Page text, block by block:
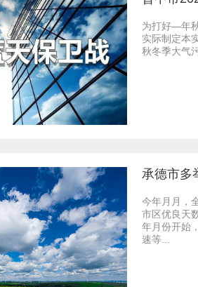
为打好—年
实际制定本
秋冬季大气
承德市多
今年月月，
市区优良天
年月份开始
速等...